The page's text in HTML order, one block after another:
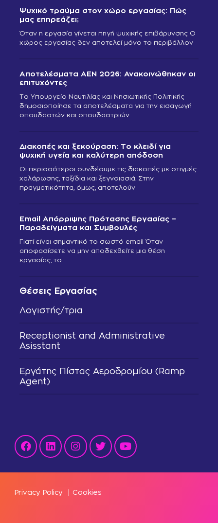
Θέσεις Εργασίας
Λογιστής/τρια
Receptionist and Administrative
Asisstant
Εργάτης Πίστας Αεροδρομίου (Ramp
Agent)
Ψυχικό τραύμα στον χώρο εργασίας: Πώς
μας επηρεάζει;
Όταν η εργασία γίνεται πηγή ψυχικής επιβάρυνσης Ο
χώρος εργασίας δεν αποτελεί μόνο το περιβάλλον
Αποτελέσματα ΑΕΝ 2026: Ανακοινώθηκαν οι
επιτυχόντες
Το Υπουργείο Ναυτιλίας και Νησιωτικής Πολιτικής
δημοσιοποίησε τα αποτελέσματα για την εισαγωγή
σπουδαστών και σπουδαστριών
Διακοπές και ξεκούραση: Το κλειδί για
ψυχική υγεία και καλύτερη απόδοση
Οι περισσότεροι συνδέουμε τις διακοπές με στιγμές
χαλάρωσης, ταξίδια και ξεγνοιασιά. Στην
πραγματικότητα, όμως, αποτελούν
Email Απόρριψης Πρότασης Εργασίας –
Παραδείγματα και Συμβουλές
Γιατί είναι σημαντικό το σωστό email Όταν
αποφασίσετε να μην αποδεχθείτε μια θέση
εργασίας, το
Privacy Policy | Cookies